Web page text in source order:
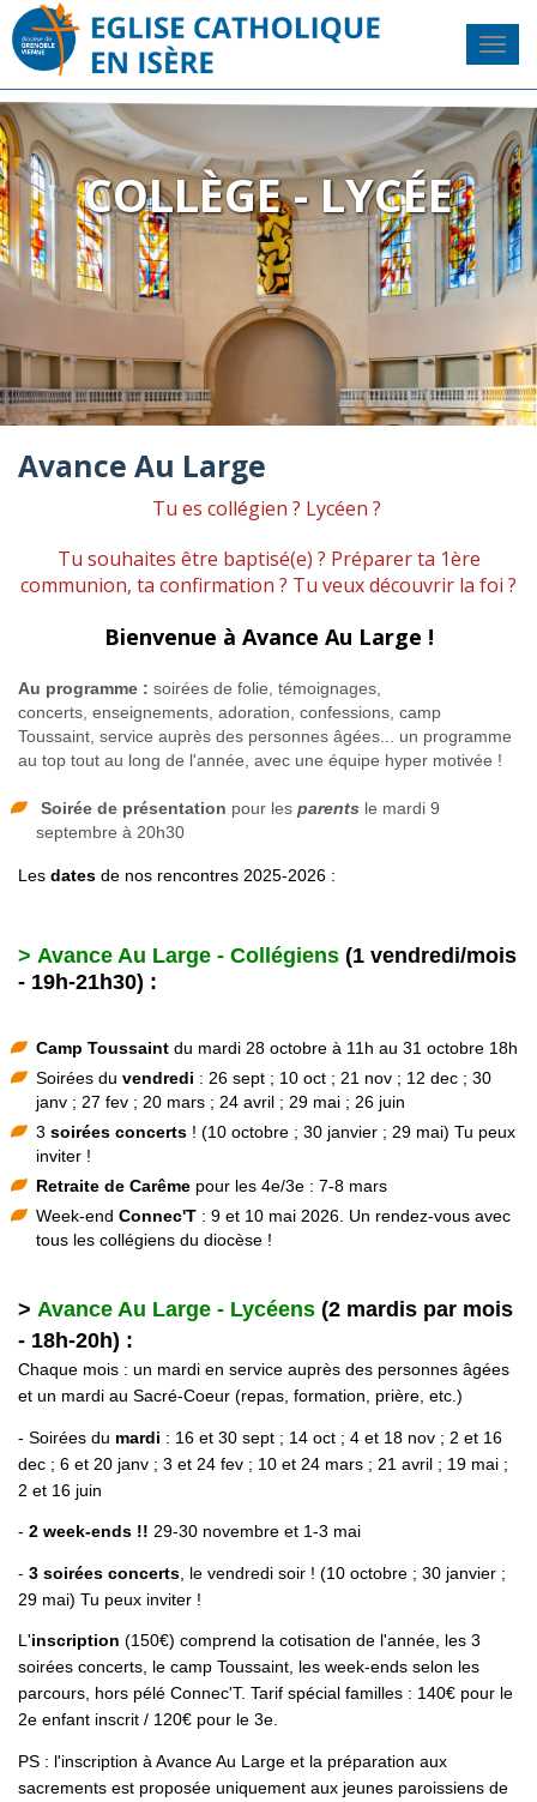
COLLÈGE - LYCÉE
Avance Au Large
Tu es collégien ? Lycéen ?
Tu souhaites être baptisé(e) ? Préparer ta 1ère
communion, ta confirmation ? Tu veux découvrir la foi ?
Bienvenue à Avance Au Large !
Au programme : soirées de folie, témoignages,
concerts, enseignements, adoration, confessions, camp
Toussaint, service auprès des personnes âgées... un programme
au top tout au long de l'année, avec une équipe hyper motivée !
Soirée de présentation pour les parents le mardi 9
septembre à 20h30
Les dates de nos rencontres 2025-2026 :
> Avance Au Large - Collégiens (1 vendredi/mois
- 19h-21h30) :
Camp Toussaint du mardi 28 octobre à 11h au 31 octobre 18h
Soirées du vendredi : 26 sept ; 10 oct ; 21 nov ; 12 dec ; 30
janv ; 27 fev ; 20 mars ; 24 avril ; 29 mai ; 26 juin
3 soirées concerts ! (10 octobre ; 30 janvier ; 29 mai) Tu peux
inviter !
Retraite de Carême pour les 4e/3e : 7-8 mars
Week-end Connec'T : 9 et 10 mai 2026. Un rendez-vous avec
tous les collégiens du diocèse !
> Avance Au Large - Lycéens (2 mardis par mois
- 18h-20h) :
Chaque mois : un mardi en service auprès des personnes âgées
et un mardi au Sacré-Coeur (repas, formation, prière, etc.)
- Soirées du mardi : 16 et 30 sept ; 14 oct ; 4 et 18 nov ; 2 et 16
dec ; 6 et 20 janv ; 3 et 24 fev ; 10 et 24 mars ; 21 avril ; 19 mai ;
2 et 16 juin
- 2 week-ends !! 29-30 novembre et 1-3 mai
- 3 soirées concerts , le vendredi soir ! (10 octobre ; 30 janvier ;
29 mai) Tu peux inviter !
L'inscription (150€) comprend la cotisation de l'année, les 3
soirées concerts, le camp Toussaint, les week-ends selon les
parcours, hors pélé Connec'T. Tarif spécial familles : 140€ pour le
2e enfant inscrit / 120€ pour le 3e.
PS : l'inscription à Avance Au Large et la préparation aux
sacrements est proposée uniquement aux jeunes paroissiens de